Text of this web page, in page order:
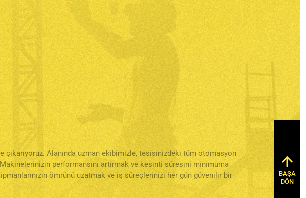
Alanında uzman ekibimizle, tesisinizdeki tüm otomasyon
performansını artırmak ve kesinti süresini minimuma
ömrünü uzatmak ve iş süreçlerinizi her gün güvenilir bir
BAŞA
DÖN